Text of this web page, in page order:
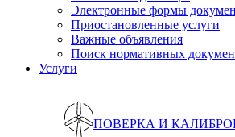
Электронные формы
Приостановленные услуги
Важные объявления
Поиск нормативных
Услуги
ПОВЕРКА И